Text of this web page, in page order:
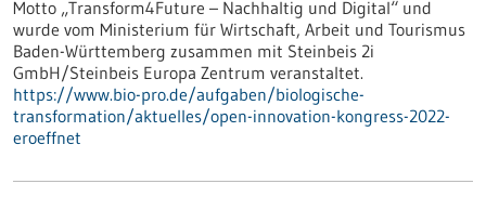
Motto „Transform4Future – Nachhaltig und Digital“ und
wurde vom Ministerium für Wirtschaft, Arbeit und Tourismus
Baden-Württemberg zusammen mit Steinbeis 2i
GmbH/Steinbeis Europa Zentrum veranstaltet.
https://www.bio-pro.de/aufgaben/biologische-
transformation/aktuelles/open-innovation-kongress-2022-
eroeffnet